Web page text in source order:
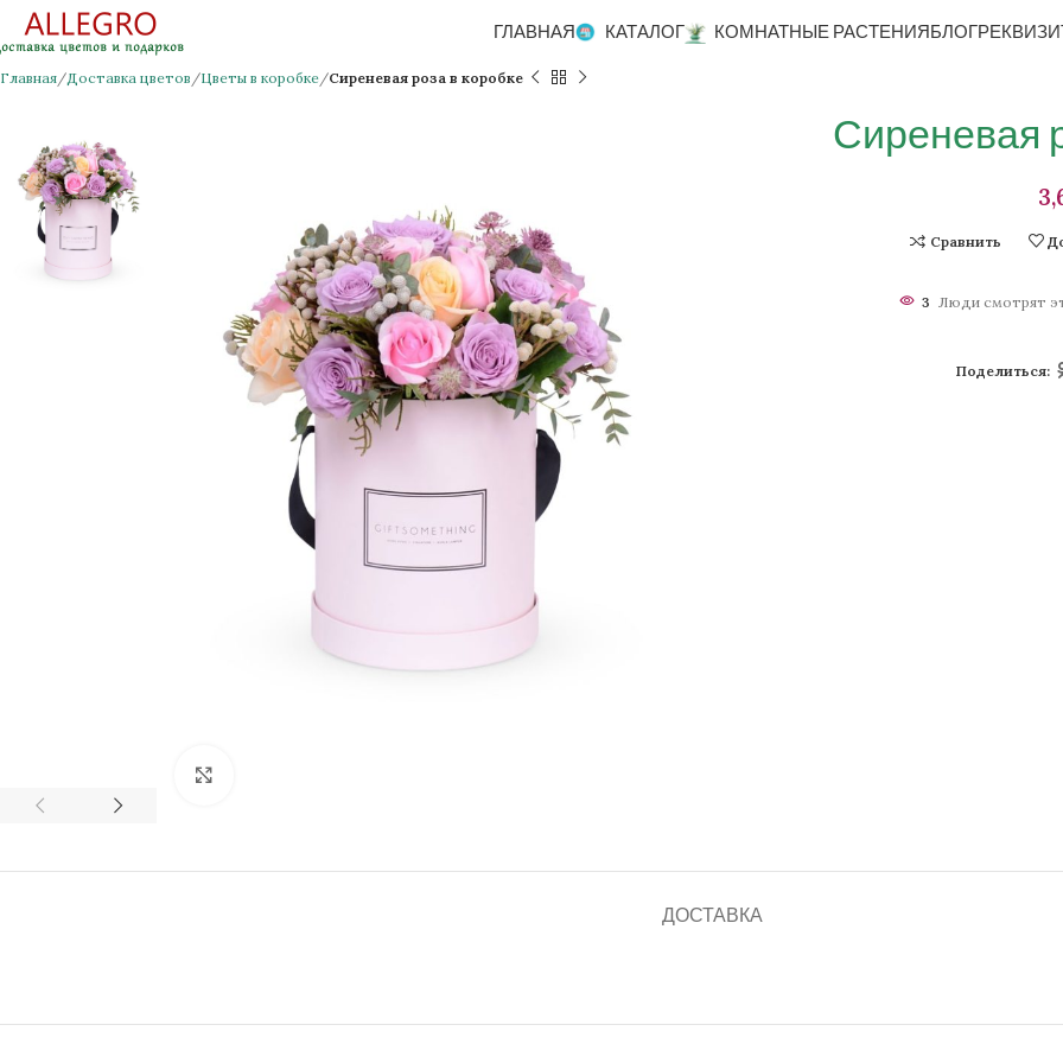
ГЛАВНАЯ КАТАЛОГ КОМНАТНЫЕ РАСТЕНИЯ БЛОГ
Главная Доставка цветов Цветы в коробке Сиреневая роза в коробке
Сиреневая
Сравнить
3 Люди смотрят
Поделиться:
ДОСТАВКА